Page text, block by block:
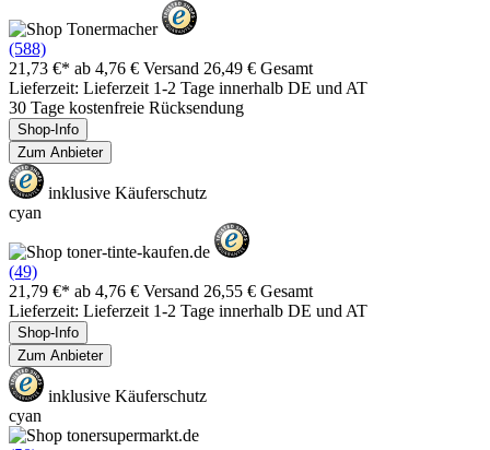
(588)
21,73 €* ab 4,76 € Versand 26,49 € Gesamt
Lieferzeit: Lieferzeit 1-2 Tage innerhalb DE und AT
30 Tage kostenfreie Rücksendung
Shop-Info
Zum Anbieter
inklusive Käuferschutz
cyan
(49)
21,79 €* ab 4,76 € Versand 26,55 € Gesamt
Lieferzeit: Lieferzeit 1-2 Tage innerhalb DE und AT
Shop-Info
Zum Anbieter
inklusive Käuferschutz
cyan